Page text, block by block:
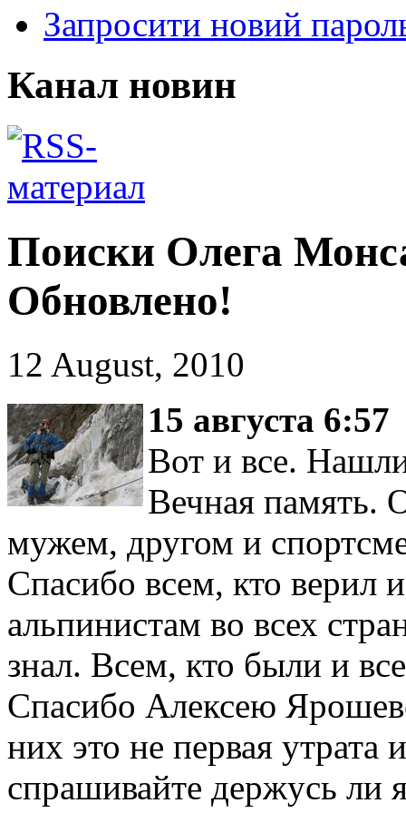
Запросити новий
Канал новин
Поиски Олега
Обновлено!
12 August, 2010
15 августа 6:57
Вот и все.
Вечная память.
мужем, другом и
Спасибо всем, кто верил
альпинистам во всех
знал. Всем, кто были и
Спасибо Алексею
них это не первая
спрашивайте держусь